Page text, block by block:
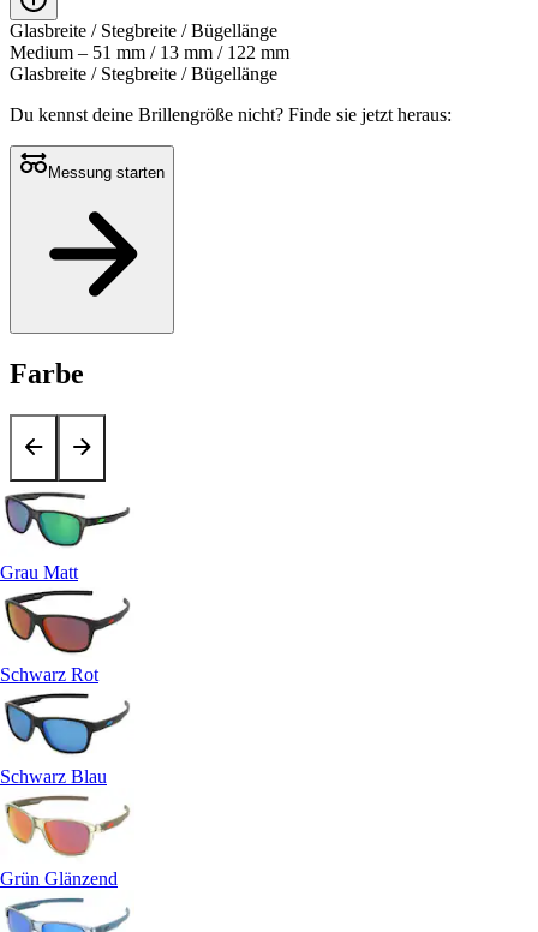
Glasbreite / Stegbreite / Bügellänge
Medium – 51 mm / 13 mm / 122 mm
Glasbreite / Stegbreite / Bügellänge
Du kennst deine Brillengröße nicht? Finde sie jetzt heraus:
Messung starten
Farbe
Grau Matt
Schwarz Rot
Schwarz Blau
Grün Glänzend